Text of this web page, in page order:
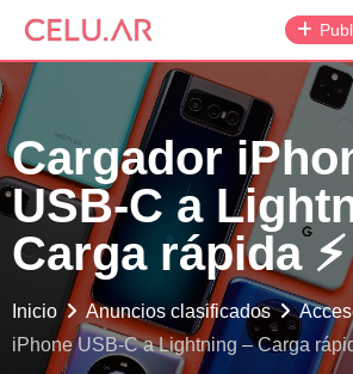
saltar
contenido
Cargador
USB-C a
Carga rápida ⚡️
Inicio Anuncios clasificados
iPhone USB-C a Lightning – Carga